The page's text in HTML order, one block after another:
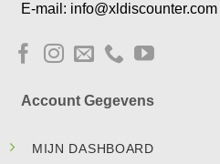
E-mail: info@xldiscounter.com
Account Gegevens
MIJN DASHBOARD